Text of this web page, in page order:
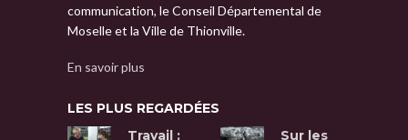
communication, le Conseil Départemental de
Moselle et la Ville de Thionville.
En savoir plus
LES PLUS REGARDÉES
Travail :
Sur les